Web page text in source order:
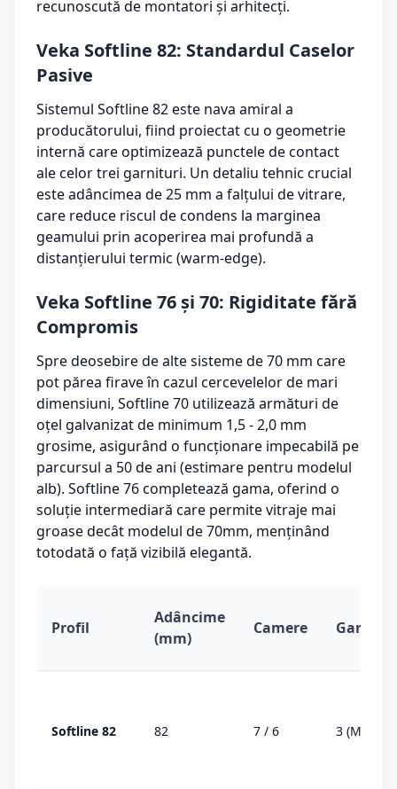
recunoscută de montatori și arhitecți.
Veka Softline 82: Standardul Caselor
Pasive
Sistemul Softline 82 este nava amiral a
producătorului, fiind proiectat cu o geometrie
internă care optimizează punctele de contact
ale celor trei garnituri. Un detaliu tehnic crucial
este adâncimea de 25 mm a falțului de vitrare,
care reduce riscul de condens la marginea
geamului prin acoperirea mai profundă a
distanțierului termic (warm-edge).
Veka Softline 76 și 70: Rigiditate fără
Compromis
Spre deosebire de alte sisteme de 70 mm care
pot părea firave în cazul cercevelelor de mari
dimensiuni, Softline 70 utilizează armături de
oțel galvanizat de minimum 1,5 - 2,0 mm
grosime, asigurând o funcționare impecabilă pe
parcursul a 50 de ani (estimare pentru modelul
alb). Softline 76 completează gama, oferind o
soluție intermediară care permite vitraje mai
groase decât modelul de 70mm, menținând
totodată o față vizibilă elegantă.
Profil
Adâncime
(mm)
Camere
Softline 82 82 7 / 6 3 (MD)